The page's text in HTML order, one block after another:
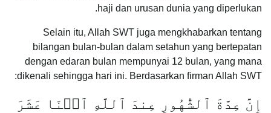
haji dan urusan dunia yang diperlukan.
Selain itu, Allah SWT juga mengkhabarkan tentang
bilangan bulan-bulan dalam setahun yang bertepatan
dengan edaran bulan mempunyai 12 bulan, yang mana
dikenali sehingga hari ini. Berdasarkan firman Allah SWT:
إِنَّ عِدَّةَ ٱلشُّهُورِ عِندَ ٱللَّهِ ٱثۡنَا عَشَرَ